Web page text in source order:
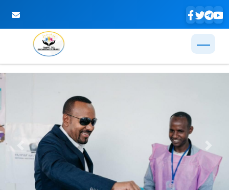
Skip to Main Content
Previous Next